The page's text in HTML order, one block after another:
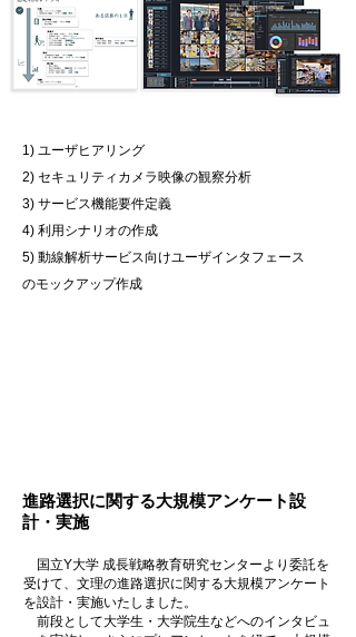
1) ユーザヒアリング
2) セキュリティカメラ映像の観察分析
3) サービス機能要件定義
4) 利用シナリオの作成
5) 動線解析サービス向けユーザインタフェース
のモックアップ作成
進路選択に関する大規模アンケート設
計・実施
国立Y大学 成長戦略教育研究センターより委託を
受けて、文理の進路選択に関する大規模アンケート
を設計・実施いたしました。
前段として大学生・大学院生などへのインタビュ